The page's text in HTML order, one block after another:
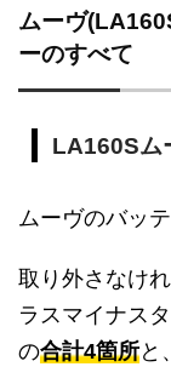
ムーヴ
ーのすべて
LA160Sム
ムーヴのバッ
取り外さなけ
ラスマイナス
の合計4箇所と